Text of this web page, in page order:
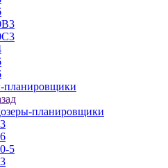
планировщики
планировщики
5